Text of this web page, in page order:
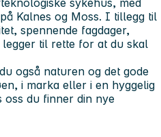
Kalnes og Moss. I tillegg til
spennende fagdager,
til rette for at du skal
også naturen og det gode
i marka eller i en hyggelig
oss du finner din nye